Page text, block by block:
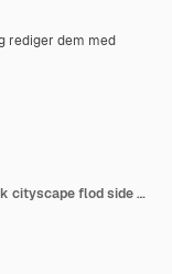
rediger dem med
Frihedsgudinden over Scene af New York cityscape flod side som placering er lower manhattan